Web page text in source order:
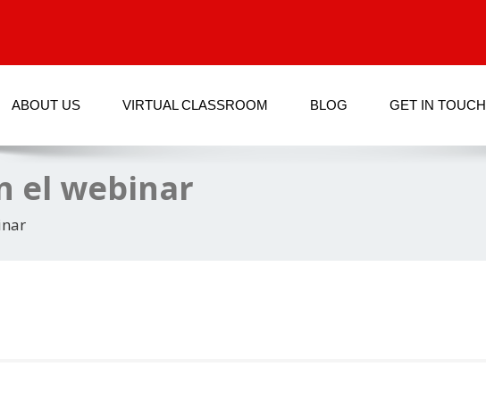
ABOUT US VIRTUAL CLASSROOM BLOG GET IN TOUCH
el webinar